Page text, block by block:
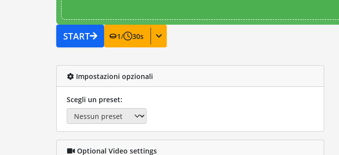
START 1/ 30s
Impostazioni opzionali
Scegli un preset:
Optional Video settings